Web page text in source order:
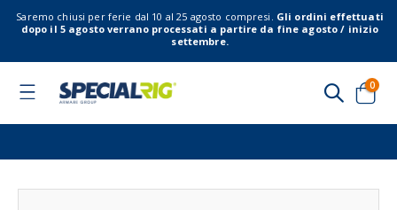
Saremo chiusi per ferie dal 10 al 25 agosto compresi. Gli ordini effettuati
dopo il 5 agosto verrano processati a partire da fine agosto / inizio
settembre.
Toggle
Cart
0